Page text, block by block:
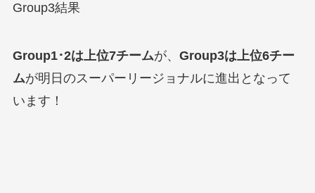
Group3結果
Group1･2は上位7チームが、 Group3は上位6チー
ムが明日のスーパーリージョナルに進出となって
います！